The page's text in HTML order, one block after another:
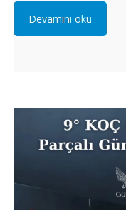
Devamını oku